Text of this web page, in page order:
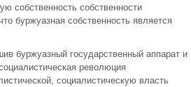
собственность собственности
буржуазная собственность является
буржуазный государственный аппарат и
революция
социалистическую власть